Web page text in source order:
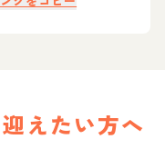
えたい方へ